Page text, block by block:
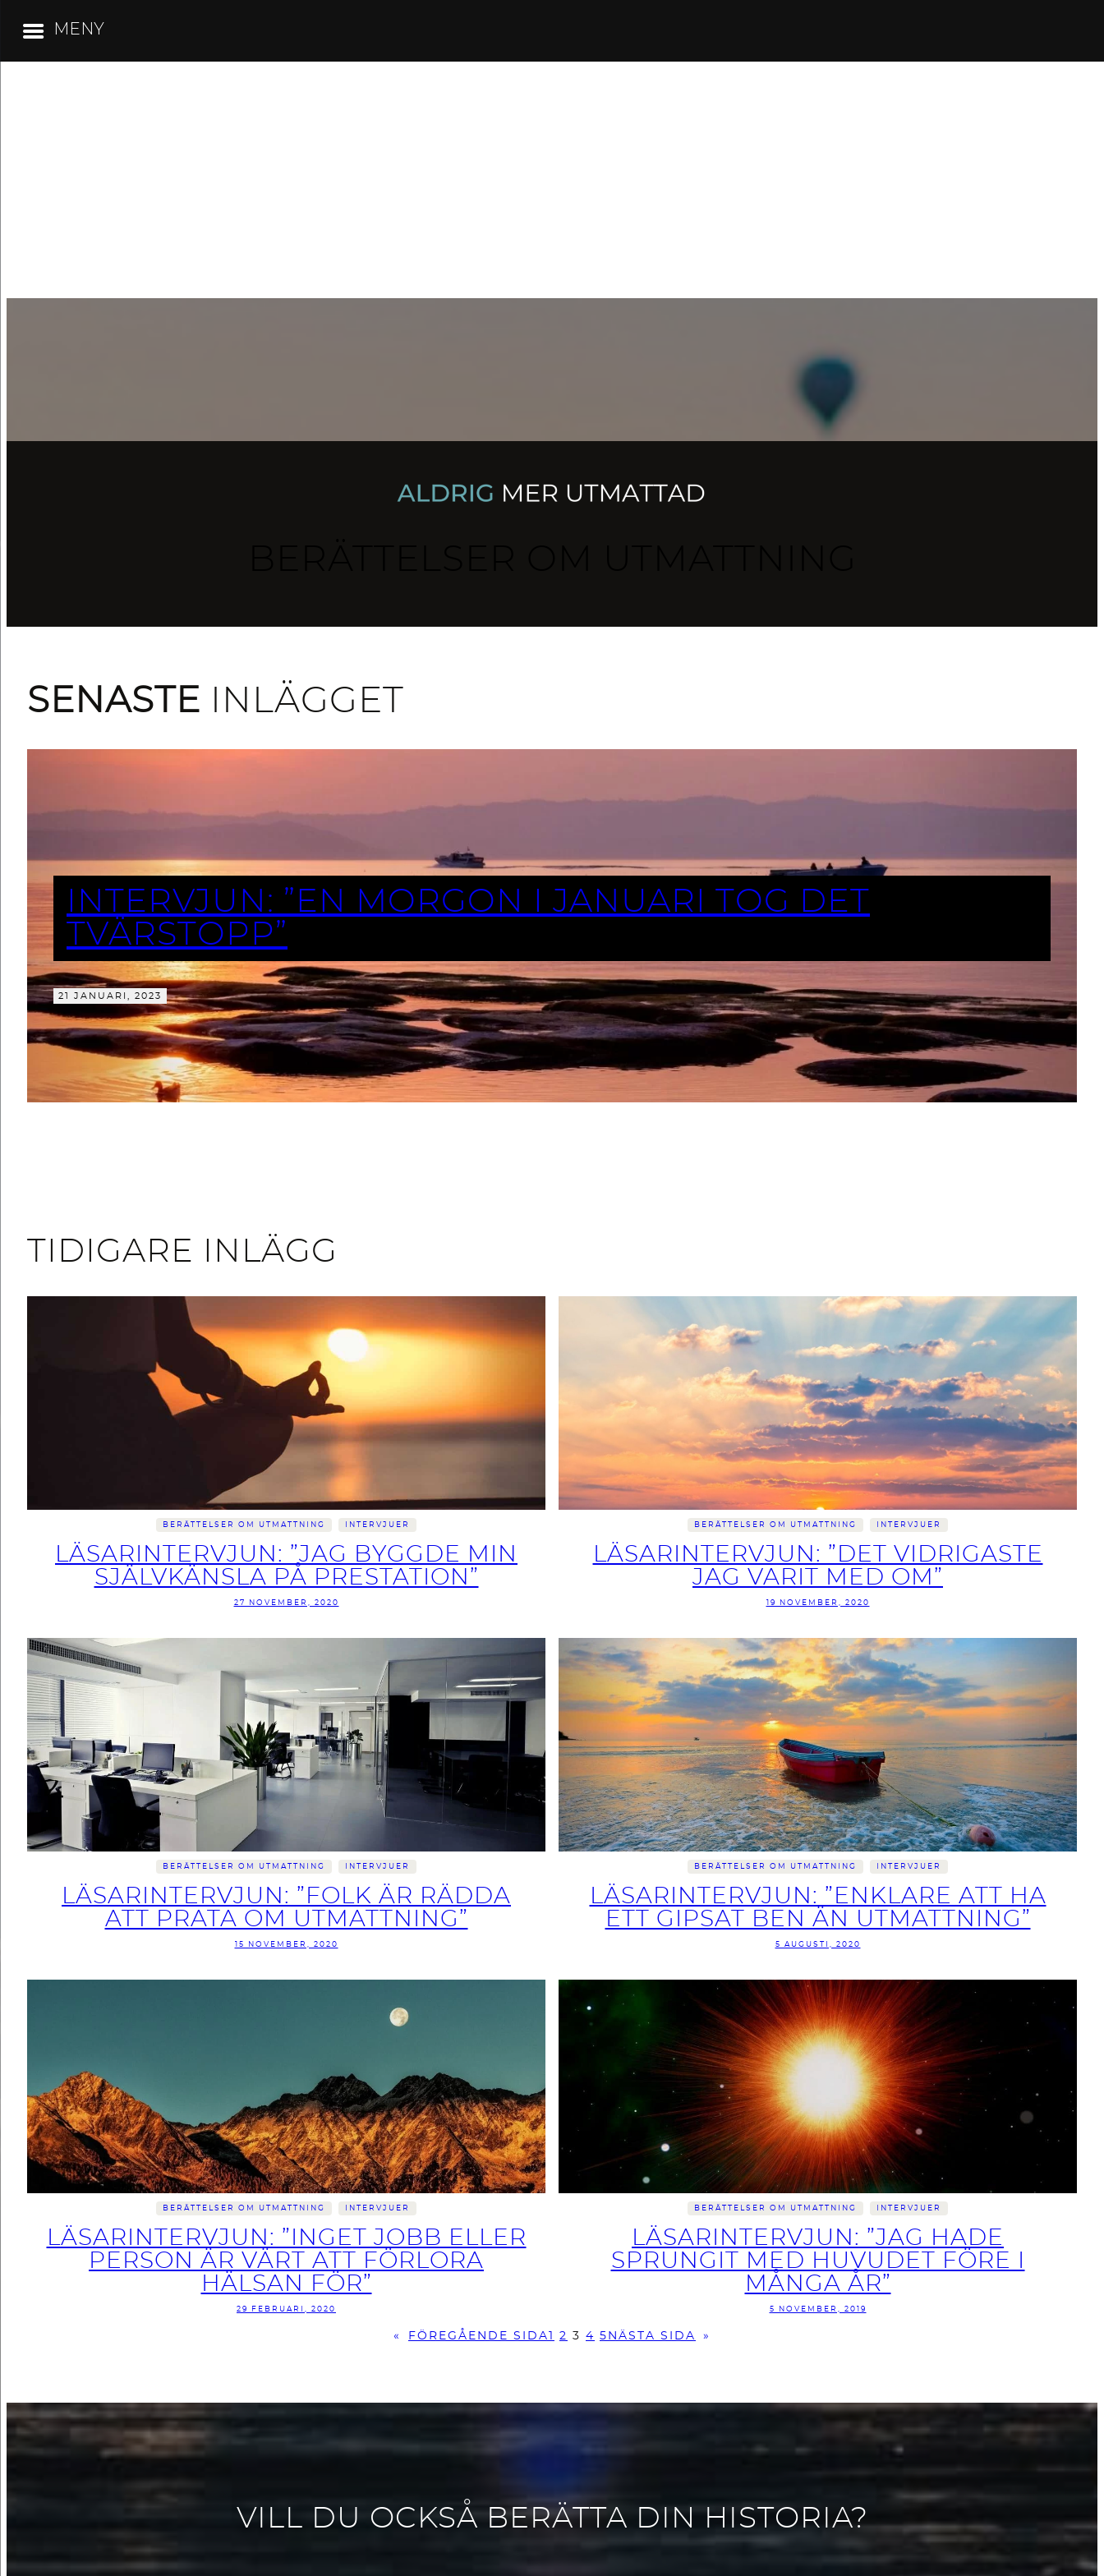
SENASTE INLÄGGET
INTERVJUN: ”EN MORGON I JANUARI TOG DET
TVÄRSTOPP”
21 JANUARI, 2023
TIDIGARE INLÄGG
BERÄTTELSER OM UTMATTNING INTERVJUER
LÄSARINTERVJUN: ”JAG BYGGDE MIN
SJÄLVKÄNSLA PÅ PRESTATION”
27 NOVEMBER, 2020
BERÄTTELSER OM UTMATTNING INTERVJUER
LÄSARINTERVJUN: ”DET VIDRIGASTE
JAG VARIT MED OM”
19 NOVEMBER, 2020
BERÄTTELSER OM UTMATTNING INTERVJUER
LÄSARINTERVJUN: ”FOLK ÄR RÄDDA
ATT PRATA OM UTMATTNING”
15 NOVEMBER, 2020
BERÄTTELSER OM UTMATTNING INTERVJUER
LÄSARINTERVJUN: ”ENKLARE ATT HA
ETT GIPSAT BEN ÄN UTMATTNING”
5 AUGUSTI, 2020
BERÄTTELSER OM UTMATTNING INTERVJUER
LÄSARINTERVJUN: ”INGET JOBB ELLER
PERSON ÄR VÄRT ATT FÖRLORA
HÄLSAN FÖR”
29 FEBRUARI, 2020
BERÄTTELSER OM UTMATTNING INTERVJUER
LÄSARINTERVJUN: ”JAG HADE
SPRUNGIT MED HUVUDET FÖRE I
MÅNGA ÅR”
5 NOVEMBER, 2019
« FÖREGÅENDE SIDA 2 3 4 5 NÄSTA SIDA »
VILL DU OCKSÅ BERÄTTA DIN HISTORIA?
MENY